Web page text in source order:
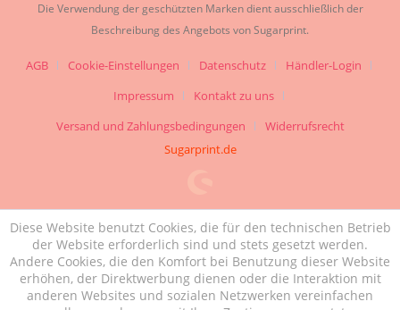
Die Verwendung der geschützten Marken dient ausschließlich der
Beschreibung des Angebots von Sugarprint.
AGB Cookie-Einstellungen Datenschutz
Händler-Login
Impressum
Kontakt zu uns
Versand und Zahlungsbedingungen
Widerrufsrecht
Sugarprint.de
Diese Website benutzt Cookies, die für den technischen Betrieb
der Website erforderlich sind und stets gesetzt werden.
Andere Cookies, die den Komfort bei Benutzung dieser Website
erhöhen, der Direktwerbung dienen oder die Interaktion mit
anderen Websites und sozialen Netzwerken vereinfachen